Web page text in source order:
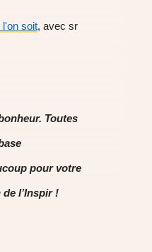
l'on soit, avec sr
Toutes
pour votre
l’Inspir !